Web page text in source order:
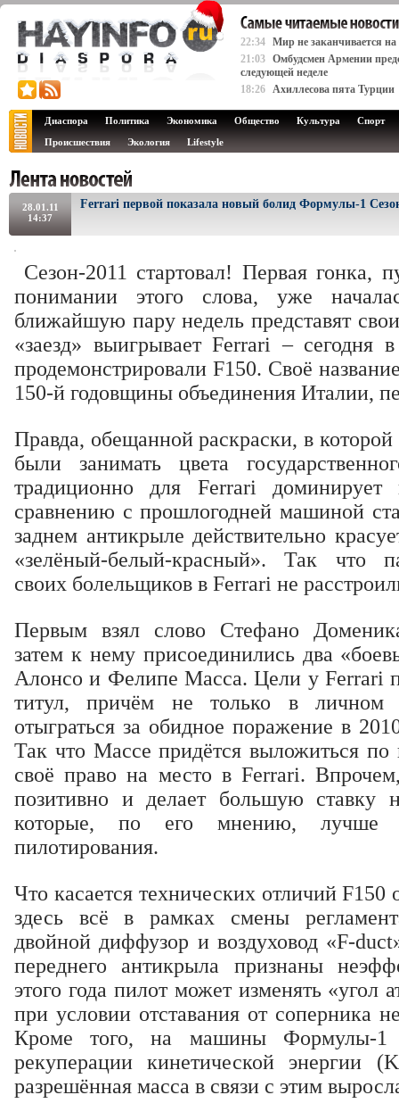
22:34 Мир не заканчивается
21:03 Омбудсмен Армении
следующей неделе
18:26 Ахиллесова пята Турции
Диаспора Политика Экономика Общество Культура
Спорт
Происшествия
Экология Lifestyle
28.01.11
14:37
Ferrari первой показала новый болид Формулы-1
Сезон-2011 стартовал! Первая гонка,
понимании этого слова, уже
ближайшую пару недель представят
«заезд» выигрывает Ferrari – сегодня
продемонстрировали F150. Своё
150-й годовщины объединения Италии,
Правда, обещанной раскраски, в
были занимать цвета
традиционно для Ferrari
сравнению с прошлогодней машиной
заднем антикрыле действительно
«зелёный-белый-красный». Так что
своих болельщиков в Ferrari не
Первым взял слово Стефано
затем к нему присоединились два
Алонсо и Фелипе Масса. Цели у Ferrari
титул, причём не только в личном
отыграться за обидное поражение в
Так что Массе придётся выложиться по
своё право на место в Ferrari.
позитивно и делает большую
которые, по его мнению, лучше
пилотирования.
Что касается технических отличий
здесь всё в рамках смены
двойной диффузор и воздуховод «F-
переднего антикрыла признаны
этого года пилот может изменять «угол
при условии отставания от соперника
Кроме того, на машины Формулы-1
рекуперации кинетической энергии
разрешённая масса в связи с этим